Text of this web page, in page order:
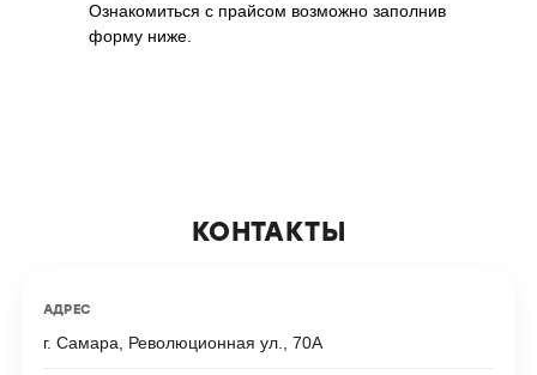
Ознакомиться с прайсом возможно заполнив
форму ниже.
КОНТАКТЫ
АДРЕС
г. Самара Революционная ул., 70А